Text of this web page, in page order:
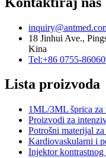
18 Jinhui Ave.,
Kina
Tel:+86 0755-
Lista proizvoda
1ML/3ML šprica za
Proizvodi za
Potrošni materijal
Kardiovaskularni i
Injektor kontrastnog